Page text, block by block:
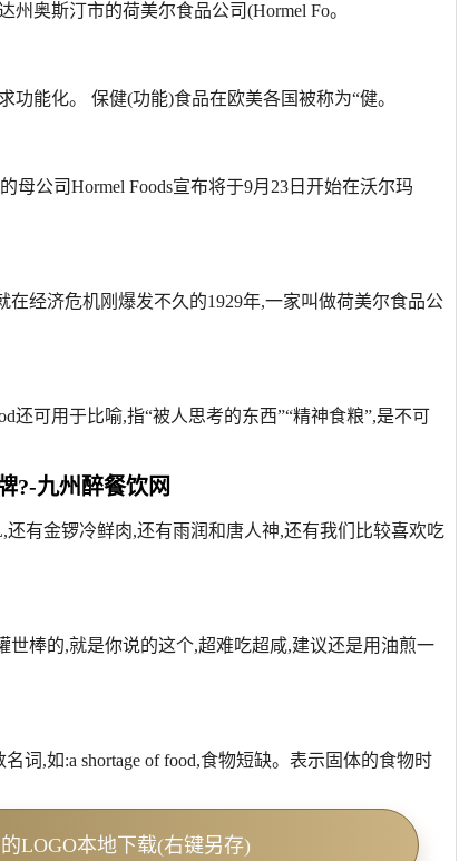
奥斯汀市的荷美尔食品公司(Hormel Fo。
能化。 保健(功能)食品在欧美各国被称为“健。
母公司Hormel Foods宣布将于9月23日开始在沃尔玛
经济危机刚爆发不久的1929年,一家叫做荷美尔食品公
还可用于比喻,指“被人思考的东西”“精神食粮”,是不可
?-九州醉餐饮网
有金锣冷鲜肉,还有雨润和唐人神,还有我们比较喜欢吃
棒的,就是你说的这个,超难吃超咸,建议还是用油煎一
词,如:a shortage of food,食物短缺。表示固体的食物时
LOGO本地下载(右键另存)